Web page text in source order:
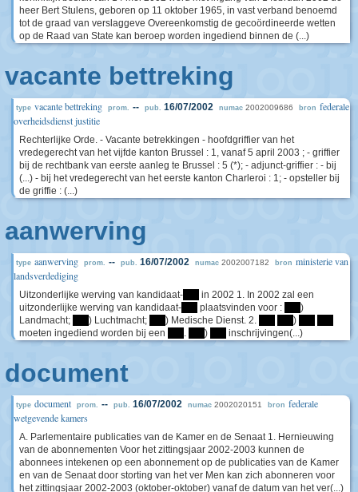
heer Bert Stulens, geboren op 11 oktober 1965, in vast verband benoemd
tot de graad van verslaggeve Overeenkomstig de gecoördineerde wetten
op de Raad van State kan beroep worden ingediend binnen de (...)
vacante bettreking
type vacante bettreking prom. -- pub. 16/07/2002 numac 2002009686 bron federale
overheidsdienst justitie
Rechterlijke Orde. - Vacante betrekkingen - hoofdgriffier van het
vredegerecht van het vijfde kanton Brussel : 1, vanaf 5 april 2003 ; - griffier
bij de rechtbank van eerste aanleg te Brussel : 5 (*); - adjunct-griffier : - bij
(...) - bij het vredegerecht van het eerste kanton Charleroi : 1; - opsteller bij
de griffie : (...)
aanwerving
type aanwerving prom. -- pub. 16/07/2002 numac 2002007182 bron ministerie van
landsverdediging
Uitzonderlijke werving van kandidaat-
in 2002 1. In 2002 zal een
uitzonderlijke werving van kandidaat-
plaatsvinden voor :
)
Landmacht;
) Luchtmacht; ) Medische Dienst. 2. )
moeten ingediend worden bij een
. ) inschrijvingen(...)
document
type document prom. -- pub. 16/07/2002 numac 2002020151 bron federale
wetgevende kamers
A. Parlementaire publicaties van de Kamer en de Senaat 1. Hernieuwing
van de abonnementen Voor het zittingsjaar 2002-2003 kunnen de
abonnees intekenen op een abonnement op de publicaties van de Kamer
en van de Senaat door storting van het ver Men kan zich abonneren voor
het zittingsjaar 2002-2003 (oktober-oktober) vanaf de datum van het ver(...)